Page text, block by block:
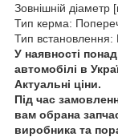
Зовнішній
Тип керма:
Тип встановлення:
У наявності
автомобілі в
Актуальні ціни.
Під час
вам обрана
виробника та